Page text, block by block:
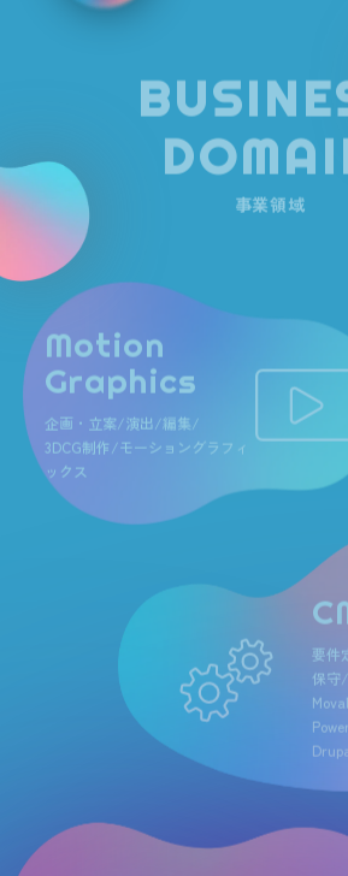
Motion
Graphics
3DCG制作/モーショングラフィ
ックス
保守/